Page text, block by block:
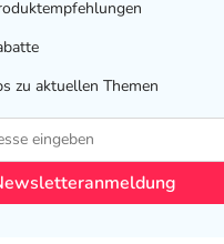
zu aktuellen Themen